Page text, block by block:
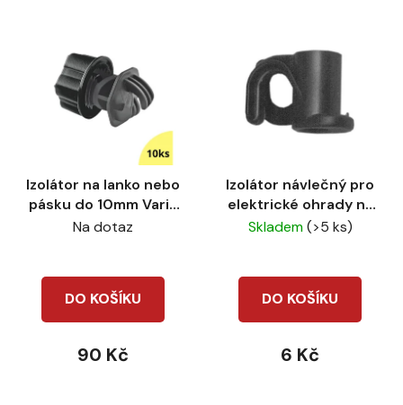
Izolátor na lanko nebo
pásku do 10mm Vario
Plus 10ks
Na dotaz
DO KOŠÍKU
90 Kč
Izolátor návlečný pro
elektrické ohrady na
sklolaminátové tyče
Skladem(>5 ks)
DO KOŠÍKU
6 Kč